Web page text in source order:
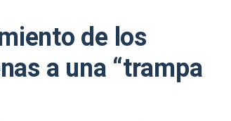
de los
a una “trampa